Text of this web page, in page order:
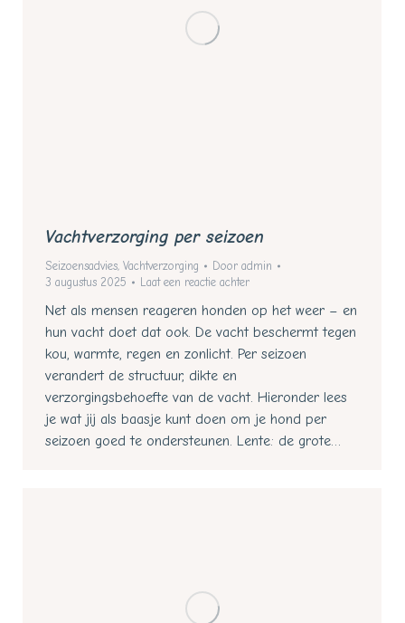
Vachtverzorging per seizoen
Seizoensadvies, Vachtverzorging Door admin
3 augustus 2025
Laat een reactie achter
Net als mensen reageren honden op het weer – en
hun vacht doet dat ook. De vacht beschermt tegen
kou, warmte, regen en zonlicht. Per seizoen
verandert de structuur, dikte en
verzorgingsbehoefte van de vacht. Hieronder lees
je wat jij als baasje kunt doen om je hond per
seizoen goed te ondersteunen. Lente: de grote…